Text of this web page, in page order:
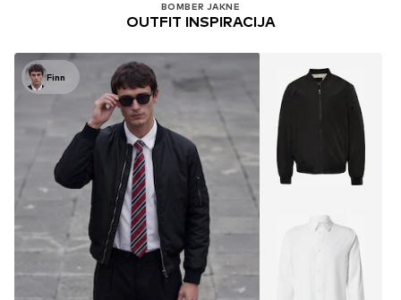
BOMBER JAKNE
OUTFIT INSPIRACIJA
Finn